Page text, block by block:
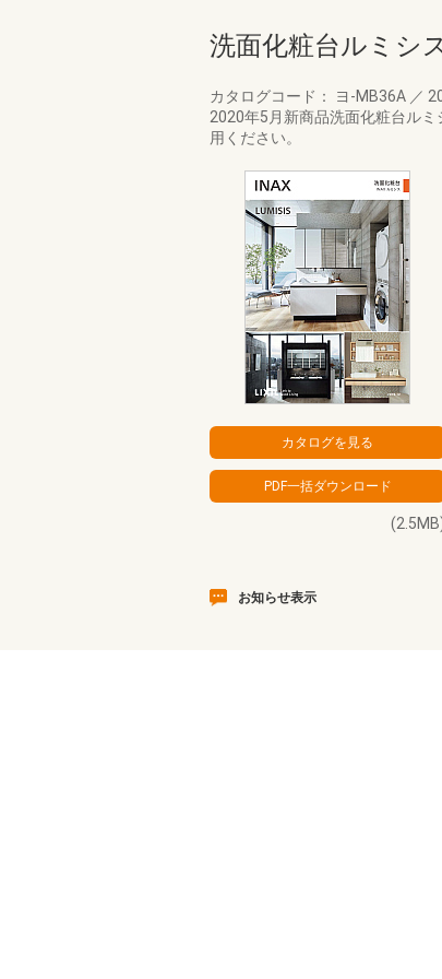
洗面化粧台ルミシ
カタログコード： ヨ-MB36A ／
2020年5月新商品洗面化粧台ル
用ください。
お知らせ表示